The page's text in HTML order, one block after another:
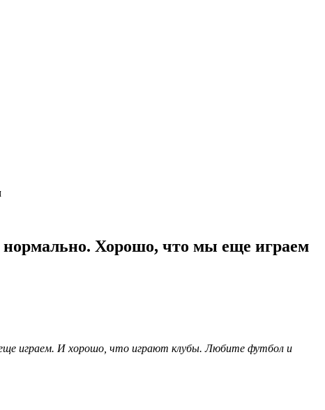
нормально. Хорошо, что мы еще играем
играем. И хорошо, что играют клубы. Любите футбол и